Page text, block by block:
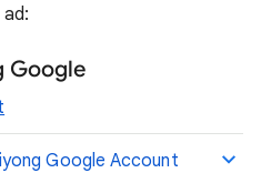
Google
Google Account